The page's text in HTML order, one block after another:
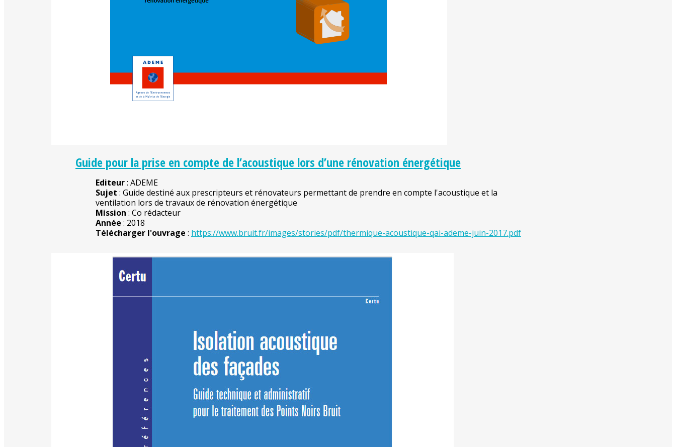
Guide pour la prise en compte de l’acoustique lors d’une rénovation énergétique
Editeur: ADEME
Sujet : Guide destiné aux prescripteurs et rénovateurs permettant de prendre en compte l'acoustique et la
ventilation lors de travaux de rénovation énergétique
Mission : Co rédacteur
Année : 2018
Télécharger l'ouvrage : https://www.bruit.fr/images/stories/pdf/thermique-acoustique-qai-ademe-juin-2017.pdf